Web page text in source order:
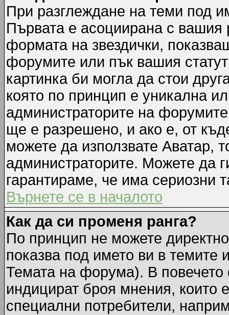
При разглеждане на теми под
Първата е асоциирана с вашия
формата на звездички,
форумите или пък вашия
картинка би могла да стои
която по принцип е уникална
администраторите на
ще е разрешено, и ако е, от
можете да използвате Аватар,
администраторите. Можете да
гарантираме, че има сериозни
Върнете се в началото
Как да си променя ранга?
По принцип не можете
показва под името ви в темите
Темата на форума). В повечето
индицират броя мнения, които
специални потребители,